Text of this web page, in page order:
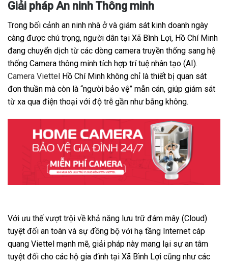
Giải pháp An ninh Thông minh
Trong bối cảnh an ninh nhà ở và giám sát kinh doanh ngày
càng được chú trọng, người dân tại Xã Bình Lợi, Hồ Chí Minh
đang chuyển dịch từ các dòng camera truyền thống sang hệ
thống Camera thông minh tích hợp trí tuệ nhân tạo (AI).
Camera Viettel
Hồ Chí Minh không chỉ là thiết bị quan sát
đơn thuần mà còn là “người bảo vệ” mẫn cán, giúp giám sát
từ xa qua điện thoại với độ trễ gần như bằng không.
Với ưu thế vượt trội về khả năng lưu trữ đám mây (Cloud)
tuyệt đối an toàn và sự đồng bộ với hạ tầng Internet cáp
quang Viettel mạnh mẽ, giải pháp này mang lại sự an tâm
tuyệt đối cho các hộ gia đình tại Xã Bình Lợi cũng như các